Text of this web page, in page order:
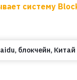
систему
, блокчейн, Китай